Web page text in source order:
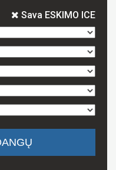
Sava ESKIMO ICE